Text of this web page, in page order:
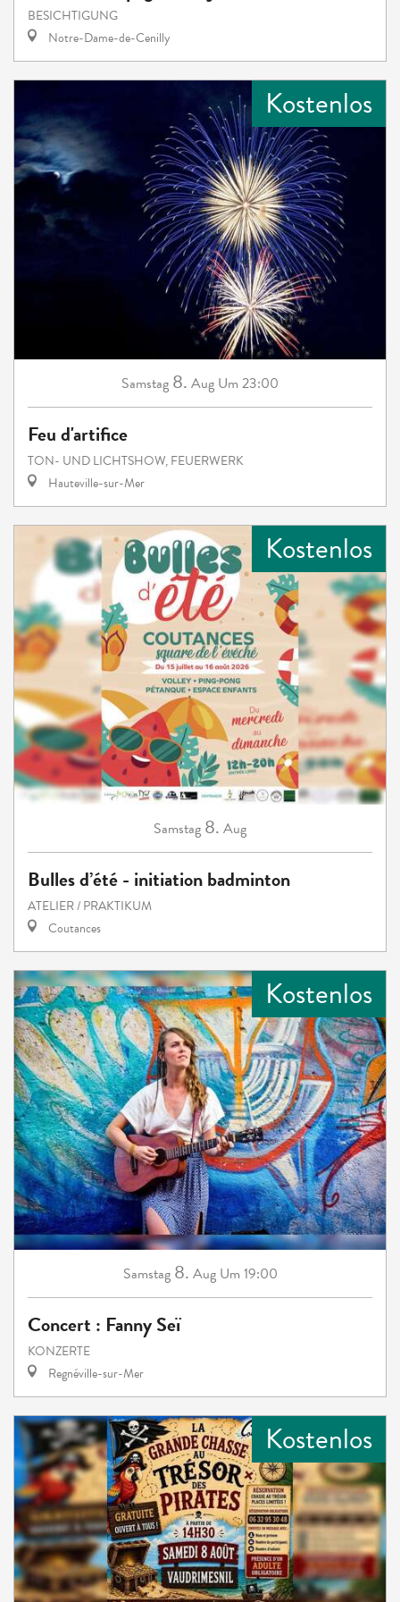
BESICHTIGUNG
Notre-Dame-de-Cenilly
Kostenlos
Samstag 8. Aug Um 23:00
Feu d'artifice
TON- UND LICHTSHOW, FEUERWERK
Hauteville-sur-Mer
Kostenlos
Samstag 8. Aug
Bulles d’été - initiation badminton
ATELIER / PRAKTIKUM
Coutances
Kostenlos
Samstag 8. Aug Um 19:00
Concert : Fanny Seï
KONZERTE
Regnéville-sur-Mer
Kostenlos